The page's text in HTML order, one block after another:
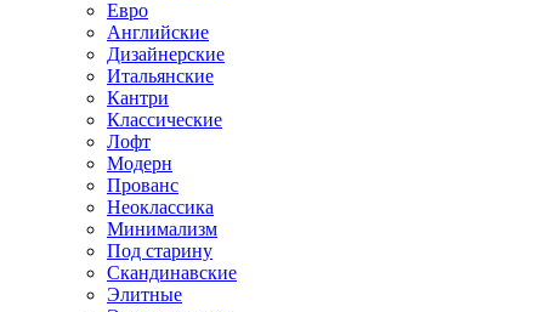
Евро
Английские
Дизайнерские
Итальянские
Кантри
Классические
Лофт
Модерн
Прованс
Неоклассика
Минимализм
Под старину
Скандинавские
Элитные